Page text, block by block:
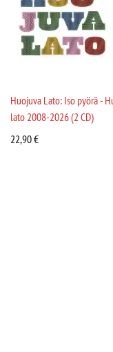
Huojuva Lato: Iso pyörä -
lato 2008-2026 (2 CD)
22,90€